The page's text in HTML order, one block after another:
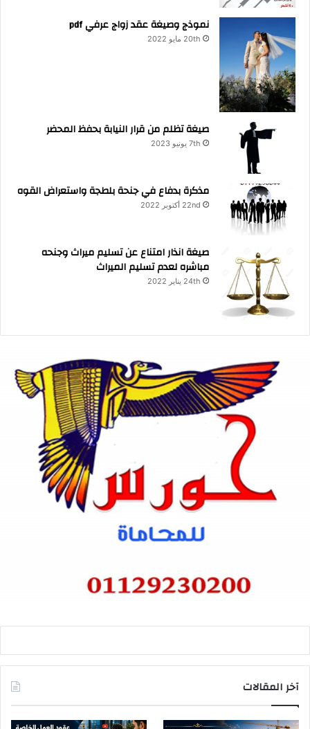
نموذج وصيغة عقد زواج عرفي pdf
20th مايو 2022
صيغة تظلم من قرار النيابة بحفظ المحضر
7th يونيو 2023
مذكرة بدفاع في جنحة بلطجة واستعراض القوه
22nd أكتوبر 2022
صيغة انذار امتناع عن تسليم ميراث وجنحه
مباشره لعدم تسليم الميراث
24th يناير 2022
آخر المقالات